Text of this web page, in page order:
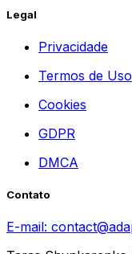
Legal
Privacidade
Termos de Uso
Cookies
GDPR
DMCA
Contato
E-mail: